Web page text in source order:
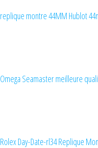
replique montre 44MM Hublot
Omega Seamaster meilleure
Rolex Day-Date-rl34 Replique